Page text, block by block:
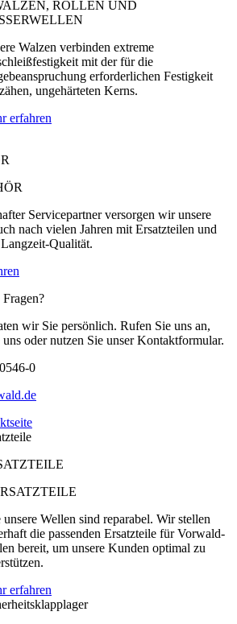
Walzen verbinden extreme
mit der für die
erforderlichen Festigkeit
ungehärteten Kerns.
erfahren
Servicepartner versorgen wir unsere
nach vielen Jahren mit Ersatzteilen und
Qualität.
wir Sie persönlich. Rufen Sie uns an,
oder nutzen Sie unser Kontaktformular.
0
Wellen sind reparabel. Wir stellen
die passenden Ersatzteile für Vorwald-
bereit, um unsere Kunden optimal zu
erfahren